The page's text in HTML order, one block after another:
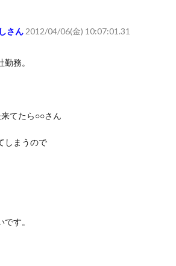
Watch、iPhoneや...
入ってきた。もしかしてニンジャ？→スタイリ...
互RSS
さん 2012/04/06(金) 10:07:01.31
務。
てたら○○さん
しまうので
す。